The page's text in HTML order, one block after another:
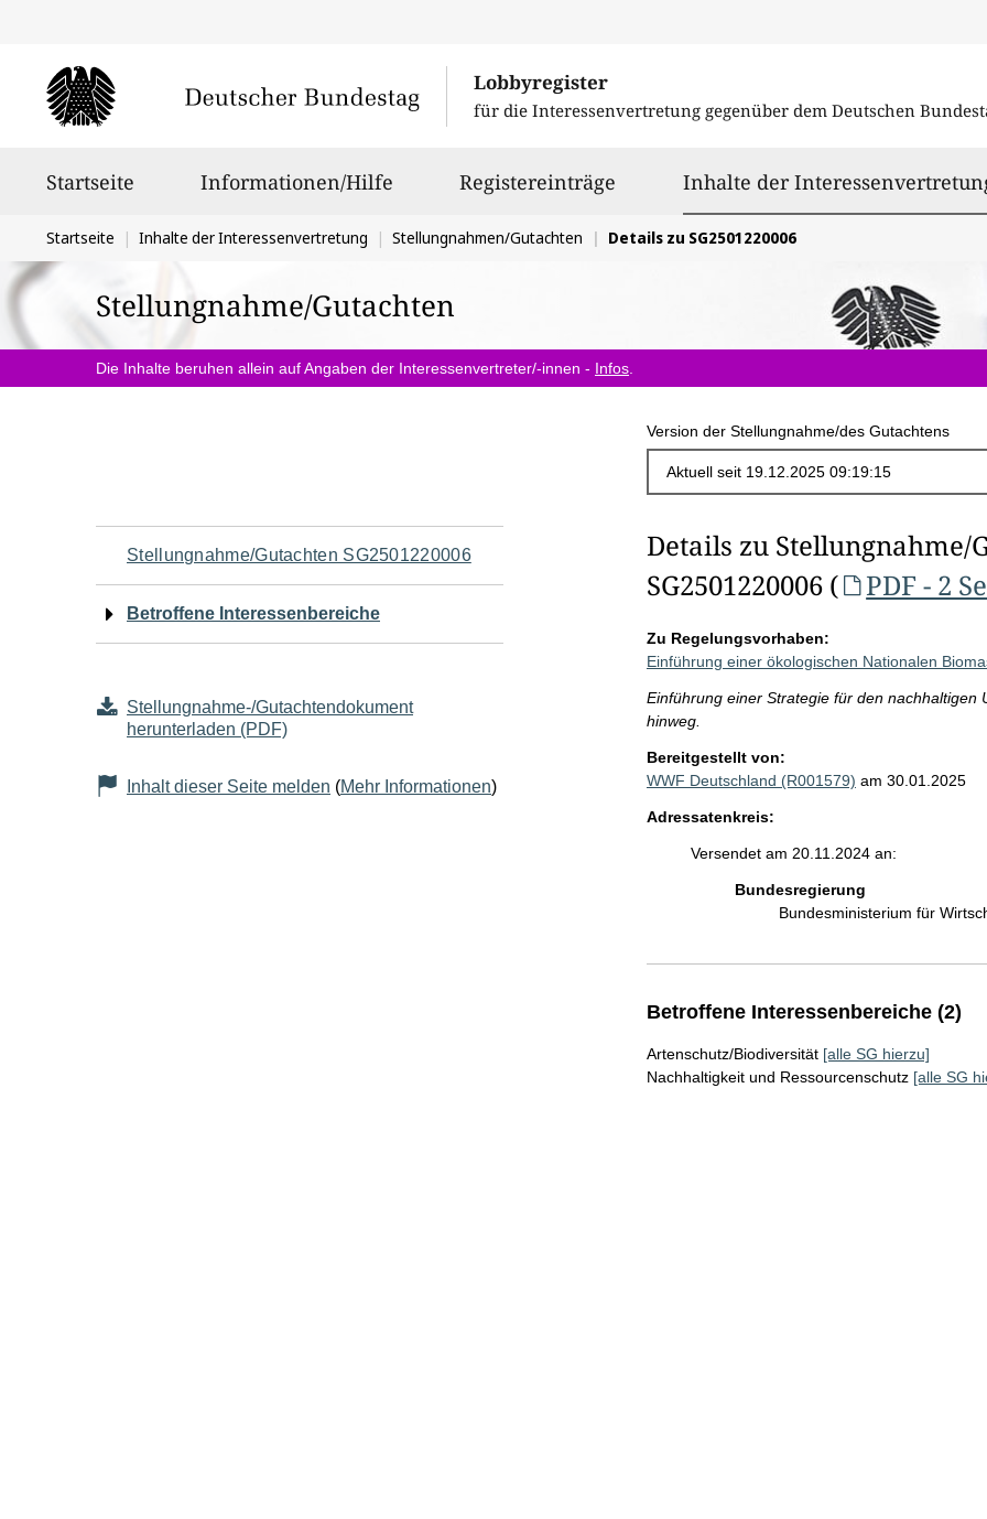
Lobbyregister
für die Interessenvertretung gegenüber dem Deutschen
Startseite Informationen/Hilfe Registereinträge Inhalte der
Sie
befinden
sich
hier:
Startseite Inhalte der Interessenvertretung Stellungnahmen/Gutachten Details zu SG2501220006
Stellungnahme/Gutachten
Die Inhalte beruhen allein auf Angaben der Interessenvertreter/-innen - Infos
Version der Stellungnahme/des Gutachtens
Navigation
für
Seiteninhalt
Stellungnahme/Gutachten SG2501220006
Betroffene Interessenbereiche
Stellungnahme-/Gutachtendokument
herunterladen (PDF)
Inhalt dieser Seite melden (Mehr Informationen)
Details zu Stellungnahme/
SG2501220006 (
PDF - 2
Zu Regelungsvorhaben:
Einführung einer ökologischen Nationalen
Einführung einer Strategie für den
hinweg.
Bereitgestellt von:
WWF Deutschland (R001579) am 30.01.2025
Adressatenkreis:
Versendet am 20.11.2024 an:
Bundesregierung
Bundesministerium für
Betroffene Interessenbereiche (2)
Artenschutz/Biodiversität [alle SG hierzu]
Nachhaltigkeit und Ressourcenschutz [alle SG